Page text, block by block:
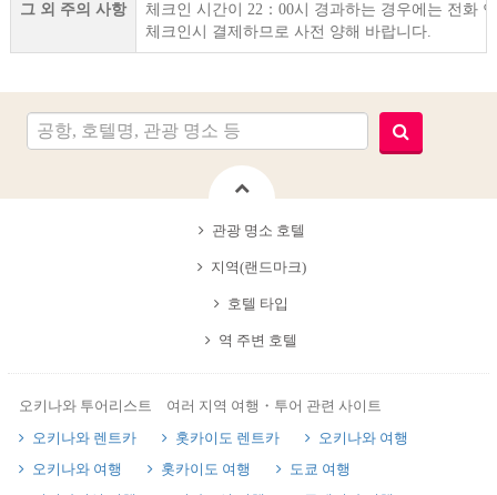
그 외 주의 사항
체크인 시간이 22：00시 경과하는 경우에는 전화
체크인시 결제하므로 사전 양해 바랍니다.
관광 명소 호텔
지역(랜드마크)
호텔 타입
역 주변 호텔
오키나와 투어리스트 여러 지역 여행・투어 관련 사이트
오키나와 렌트카
홋카이도 렌트카
오키나와 여행
오키나와 여행
홋카이도 여행
도쿄 여행